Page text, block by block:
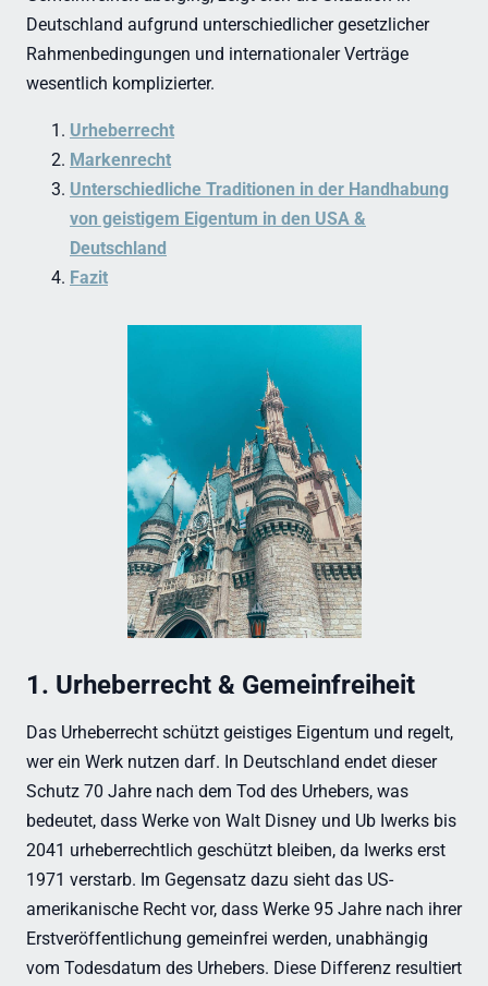
Deutschland aufgrund unterschiedlicher gesetzlicher
Rahmenbedingungen und internationaler Verträge
wesentlich komplizierter.
Urheberrecht
Markenrecht
Unterschiedliche Traditionen in der Handhabung
von geistigem Eigentum in den USA &
Deutschland
Fazit
1. Urheberrecht & Gemeinfreiheit
Das Urheberrecht schützt geistiges Eigentum und regelt,
wer ein Werk nutzen darf. In Deutschland endet dieser
Schutz 70 Jahre nach dem Tod des Urhebers, was
bedeutet, dass Werke von Walt Disney und Ub Iwerks bis
2041 urheberrechtlich geschützt bleiben, da Iwerks erst
1971 verstarb. Im Gegensatz dazu sieht das US-
amerikanische Recht vor, dass Werke 95 Jahre nach ihrer
Erstveröffentlichung gemeinfrei werden, unabhängig
vom Todesdatum des Urhebers. Diese Differenz resultiert